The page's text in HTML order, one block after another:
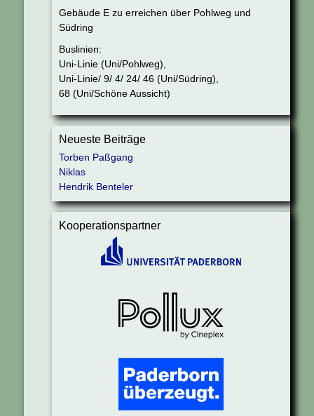
Gebäude E zu erreichen über Pohlweg und
Südring
Buslinien:
Uni-Linie (Uni/Pohlweg),
Uni-Linie/ 9/ 4/ 24/ 46 (Uni/Südring),
68 (Uni/Schöne Aussicht)
Neueste Beiträge
Torben Paßgang
Niklas
Hendrik Benteler
Kooperationspartner